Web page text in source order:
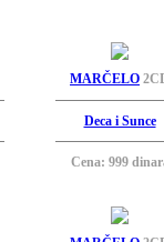
MARČELO
Deca i Sunce
Cena: 999